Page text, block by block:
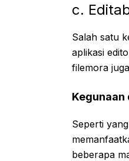
c.
Salah satu
aplikasi
filemora
Kegunaan
Seperti
beberapa